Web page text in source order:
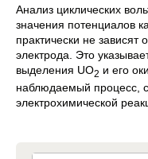
Анализ циклических
значения потенциалов
практически не зависят
электрода. Это
выделения UO2 и его
наблюдаемый процесс,
электрохимической